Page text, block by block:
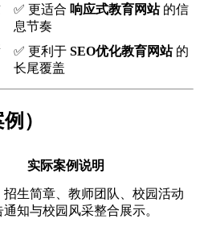
✅ 更适合 响应式教育网站的信
息节奏
✅ 更利于 SEO优化教育网站的
长尾覆盖
）
实际案例说明
招生简章、教师团队、校园活动
通知与校园风采整合展示。